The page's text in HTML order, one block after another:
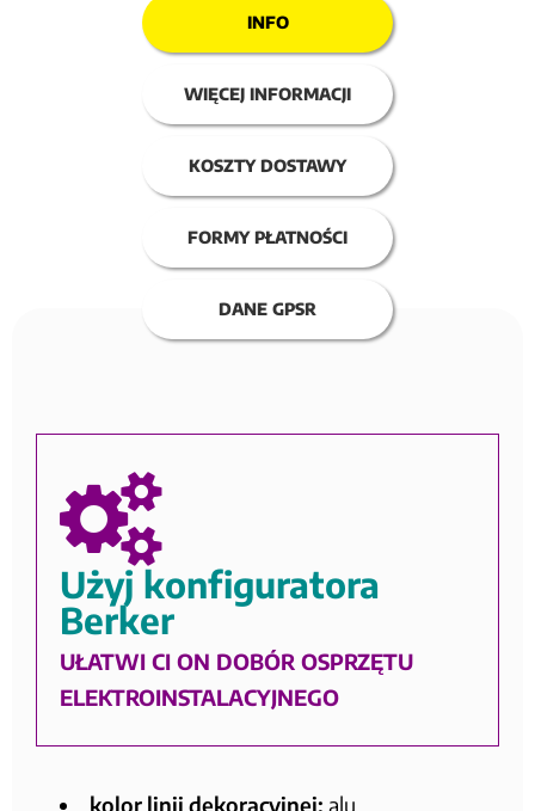
INFO
WIĘCEJ INFORMACJI
KOSZTY DOSTAWY
FORMY PŁATNOŚCI
DANE GPSR
Użyj konfiguratora
Berker
UŁATWI CI ON DOBÓR OSPRZĘTU
ELEKTROINSTALACYJNEGO
kolor linii dekoracyjnej: alu